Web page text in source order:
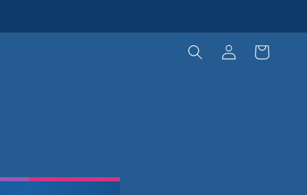
EinloggenWarenkorb